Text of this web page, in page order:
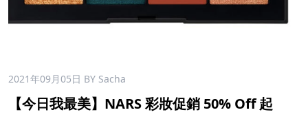
2021年09月05日 BY Sacha
【今日我最美】NARS 彩妝促銷 50% Off 起